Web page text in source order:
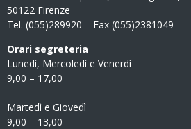
50122 Firenze
Tel. (055)289920 – Fax (055)2381049
Orari segreteria
Lunedì, Mercoledì e Venerdì
9,00 – 17,00
Martedì e Giovedì
9,00 – 13,00